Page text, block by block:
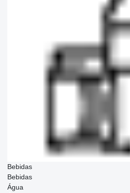
Bebidas
Bebidas
Água